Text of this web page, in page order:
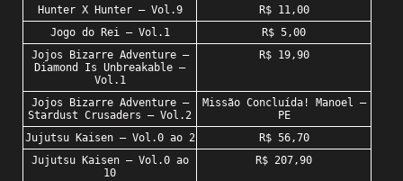
Hunter X Hunter – Vol.9
R$ 11,00
Jogo do Rei – Vol.1
R$ 5,00
Jojos Bizarre Adventure –
Diamond Is Unbreakable –
Vol.1
R$ 19,90
Jojos Bizarre Adventure –
Stardust Crusaders – Vol.2
Missão Concluída! Manoel –
PE
Jujutsu Kaisen – Vol.0 ao 2
R$ 56,70
Jujutsu Kaisen – Vol.0 ao
10
R$ 207,90